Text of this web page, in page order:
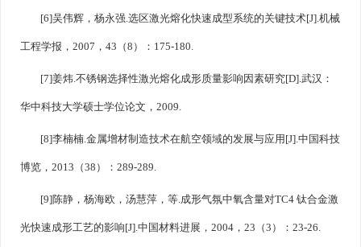
[6]吴伟辉，杨永强.选区激光熔化快速成型系统的关键技术[J].机械
工程学报，2007，43（8）：175-180.
[7]姜炜.不锈钢选择性激光熔化成形质量影响因素研究[D].武汉：
华中科技大学硕士学位论文，2009.
[8]李楠楠.金属增材制造技术在航空领域的发展与应用[J].中国科技
博览，2013（38）：289-289.
[9]陈静，杨海欧，汤慧萍，等.成形气氛中氧含量对TC4 钛合金激
光快速成形工艺的影响[J].中国材料进展，2004，23（3）：23-26.